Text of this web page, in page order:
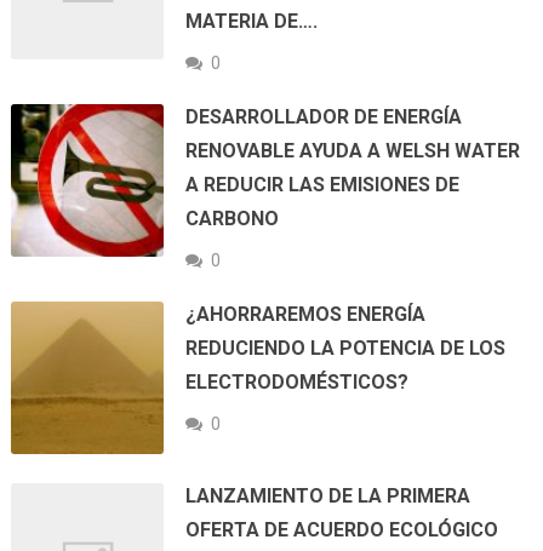
MATERIA DE….
0
DESARROLLADOR DE ENERGÍA
RENOVABLE AYUDA A WELSH WATER
A REDUCIR LAS EMISIONES DE
CARBONO
0
¿AHORRAREMOS ENERGÍA
REDUCIENDO LA POTENCIA DE LOS
ELECTRODOMÉSTICOS?
0
LANZAMIENTO DE LA PRIMERA
OFERTA DE ACUERDO ECOLÓGICO